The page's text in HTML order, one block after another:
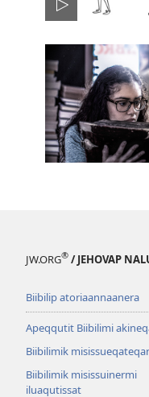
JW.ORG® / JEHOVAP
Biibilip atoriaannaanera
Apeqqutit Biibilimi
Biibilimik
Biibilimik misissuinermi
iluaqutissat